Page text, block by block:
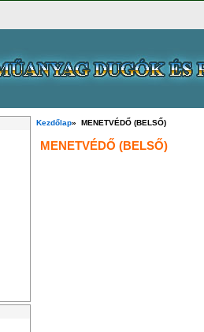
Kezdőlap» MENETVÉDŐ (BELSŐ)
MENETVÉDŐ (BELSŐ)